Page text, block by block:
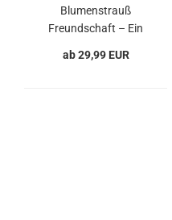
Blumenstrauß
Freundschaft – Ein
Verbundenheit
ab 29,99 EUR